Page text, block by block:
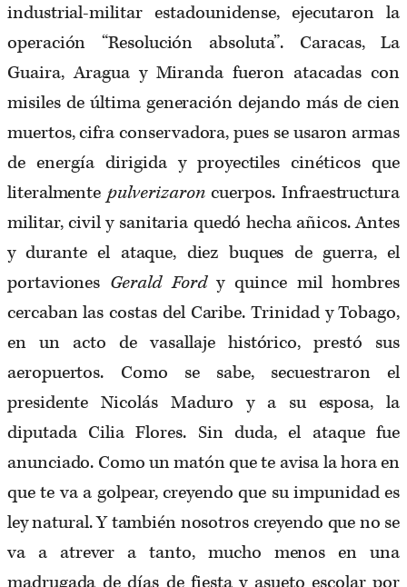
industrial-militar estadounidense, ejecutaron la
operación “Resolución absoluta”. Caracas, La
Guaira, Aragua y Miranda fueron atacadas con
misiles de última generación dejando más de cien
muertos, cifra conservadora, pues se usaron armas
de energía dirigida y proyectiles cinéticos que
literalmentepulverizaroncuerpos. Infraestructura
militar, civil y sanitaria quedó hecha añicos. Antes
y durante el ataque, diez buques de guerra, el
portaviones Gerald Fordy quince mil hombres
cercaban las costas del Caribe. Trinidad y Tobago,
en un acto de vasallaje histórico, prestó sus
aeropuertos. Como se sabe, secuestraron el
presidente Nicolás Maduro y a su esposa, la
diputada Cilia Flores. Sin duda, el ataque fue
anunciado. Como un matón que te avisa la hora en
que te va a golpear, creyendo que su impunidad es
ley natural. Y también nosotros creyendo que no se
va a atrever a tanto, mucho menos en una